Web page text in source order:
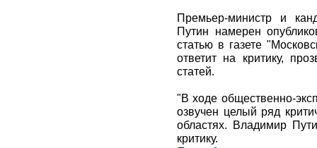
Премьер-министр и
Путин намерен
статью в газете
ответит на критику,
статей.
"В ходе общественно-
озвучен целый ряд
областях. Владимир
критику.